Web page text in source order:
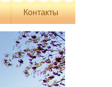
Контакты